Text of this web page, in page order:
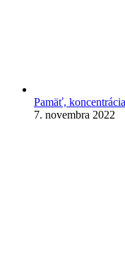
Pamäť,
7. novembra 2022